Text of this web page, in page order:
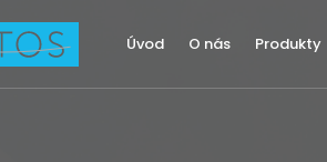
Úvod O nás Produkty